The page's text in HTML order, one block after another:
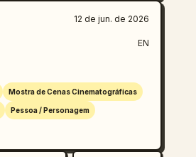
12 de jun. de 2026
EN
Mostra de Cenas Cinematográficas
Pessoa / Personagem